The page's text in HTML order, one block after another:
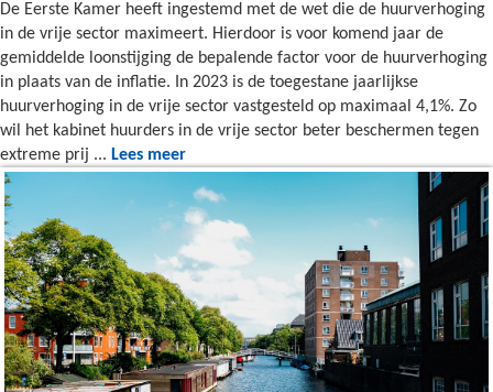
De Eerste Kamer heeft ingestemd met de wet die de huurverhoging
in de vrije sector maximeert. Hierdoor is voor komend jaar de
gemiddelde loonstijging de bepalende factor voor de huurverhoging
in plaats van de inflatie. In 2023 is de toegestane jaarlijkse
huurverhoging in de vrije sector vastgesteld op maximaal 4,1%. Zo
wil het kabinet huurders in de vrije sector beter beschermen tegen
extreme prij ... Lees meer